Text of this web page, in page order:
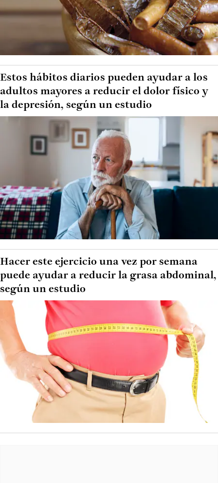
Estos hábitos diarios pueden ayudar a los
adultos mayores a reducir el dolor físico y
la depresión, según un estudio
Hacer este ejercicio una vez por semana
puede ayudar a reducir la grasa abdominal,
según un estudio